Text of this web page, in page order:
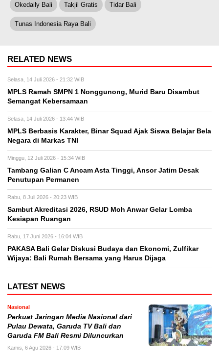
Okedaily Bali Takjil Gratis Tidar Bali
Tunas Indonesia Raya Bali
RELATED NEWS
Selasa, 14 Juli 2026 - 21:32 WIB
MPLS Ramah SMPN 1 Nonggunong, Murid Baru Disambut
Semangat Kebersamaan
Selasa, 14 Juli 2026 - 13:44 WIB
MPLS Berbasis Karakter, Binar Squad Ajak Siswa Belajar Bela
Negara di Markas TNI
Minggu, 12 Juli 2026 - 15:34 WIB
Tambang Galian C Ancam Asta Tinggi, Ansor Jatim Desak
Penutupan Permanen
Rabu, 8 Juli 2026 - 20:23 WIB
Sambut Akreditasi 2026, RSUD Moh Anwar Gelar Lomba
Kesiapan Ruangan
Rabu, 17 Juni 2026 - 16:04 WIB
PAKASA Bali Gelar Diskusi Budaya dan Ekonomi, Zulfikar
Wijaya: Bali Rumah Bersama yang Harus Dijaga
LATEST NEWS
Nasional
Perkuat Jaringan Media Nasional dari
Pulau Dewata, Garuda TV Bali dan
Garuda FM Bali Resmi Diluncurkan
Kamis, 6 Agu 2026 - 17:09 WIB